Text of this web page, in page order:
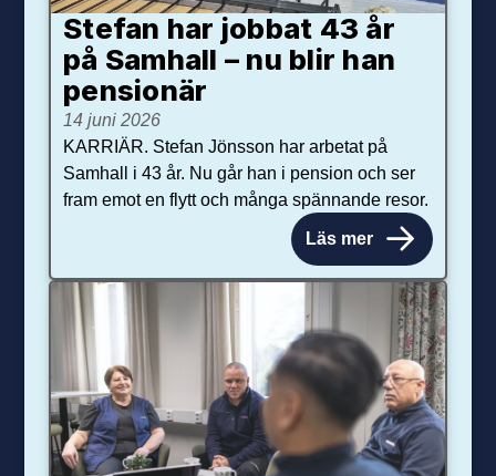
Stefan har jobbat 43 år
på Samhall – nu blir han
pensionär
14 juni 2026
KARRIÄR. Stefan Jönsson har arbetat på
Samhall i 43 år. Nu går han i pension och ser
fram emot en flytt och många spännande resor.
Läs mer